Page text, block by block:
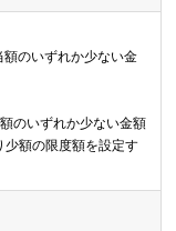
のいずれか少ない金
のいずれか少ない金額
額の限度額を設定す